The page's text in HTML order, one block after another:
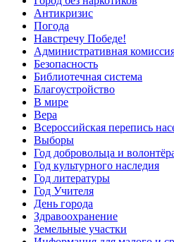
Антикризис
Погода
Навстречу Победе!
Административная
Безопасность
Библиотечная система
Благоустройство
В мире
Вера
Всероссийская перепись
Выборы
Год добровольца и
Год культурного наследия
Год литературы
Год Учителя
День города
Здравоохранение
Земельные участки